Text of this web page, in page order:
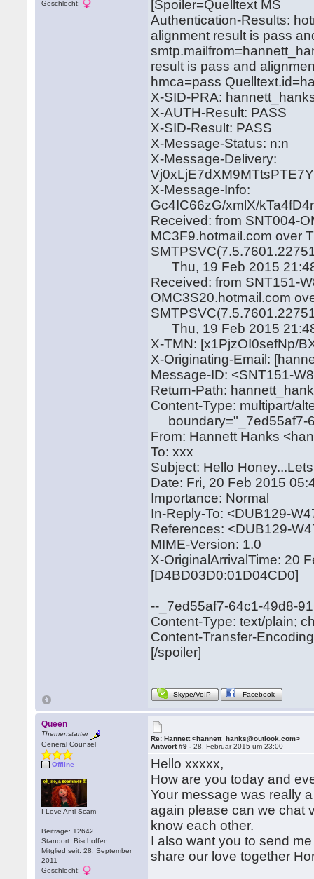
Geschlecht:
[Spoiler=Quelltext MS
Authentication-Results:
alignment result is pass
result is pass and
hmca=pass
X-SID-PRA:
X-AUTH-Result: PASS
X-SID-Result: PASS
X-Message-Status: n:n
X-Message-Delivery:
X-Message-Info:
Gc4IC66zG/xmlX/
Received: from SNT004-
MC3F9.hotmail.com over
Thu, 19 Feb 2015
Received: from SNT151-
OMC3S20.hotmail.com
Thu, 19 Feb 2015
X-TMN: [x1PjzOI0sefNp/
X-Originating-Email:
Message-ID: <SNT151-
Return-Path:
Content-Type: multipart/
boundary="_7ed55af7-
From: Hannett Hanks
To: xxx
Subject: Hello
Date: Fri, 20 Feb 2015
Importance: Normal
In-Reply-To: <DUB129-
References: <DUB129-
MIME-Version: 1.0
X-OriginalArrivalTime: 20
[D4BD03D0:01D04CD0]
--_7ed55af7-64c1-49d8-
Content-Type: text/plain;
Content-Transfer-
[/spoiler]
Skype/VoIP Facebook
Queen
Themenstarter
General Counsel
Offline
I Love Anti-Scam
Beiträge: 12642
Standort: Bischoffen
Mitglied seit: 28. September
2011
Geschlecht:
Re: Hannett <hannett_hanks@outlook.com>
Antwort #9 -28. Februar 2015 um 23:00
Hello xxxxx,
How are you today and
Your message was really
again please can we chat
know each other.
I also want you to send
share our love together